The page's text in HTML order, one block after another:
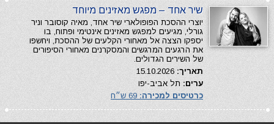
שיר אחד – מפגש מאזינים מיוחד
יוצרי ההסכת הפופולארי שיר אחד, מאיה קוסובר וניר
גורלי, מגיעים למפגש מאזינים אינטימי ופתוח, בו
יספקו הצצה אל מאחורי הקלעים של ההסכת, ויחשפו
את הרגעים המרגשים והמסקרנים מאחורי הסיפורים
של השירים הגדולים.
תאריך:
ערים: תל אביב-יפו
כרטיסים למכירה: